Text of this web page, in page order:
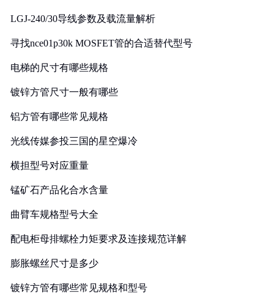
LGJ-240/30导线参数及载流量解析
寻找nce01p30k MOSFET管的合适替代型号
电梯的尺寸有哪些规格
镀锌方管尺寸一般有哪些
铝方管有哪些常见规格
光线传媒参投三国的星空爆冷
横担型号对应重量
锰矿石产品化合水含量
曲臂车规格型号大全
配电柜母排螺栓力矩要求及连接规范详解
膨胀螺丝尺寸是多少
镀锌方管有哪些常见规格和型号